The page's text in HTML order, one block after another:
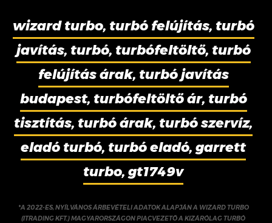
wizard turbo, turbó felújítás, turbó
javítás, turbó, turbófeltöltő, turbó
felújítás árak, turbó javítás
budapest, turbófeltöltő ár, turbó
tisztítás, turbó árak, turbó szervíz,
eladó turbó, turbó eladó, garrett
turbo, gt1749v
*A 2022-ES, NYÍLVÁNOS ÁRBEVÉTELI ADATOK ALAPJÁN A WIZARD TURBO
(ITRADING KFT.) MAGYARORSZÁGON PIACVEZETŐ A KIZÁRÓLAG TURBÓ